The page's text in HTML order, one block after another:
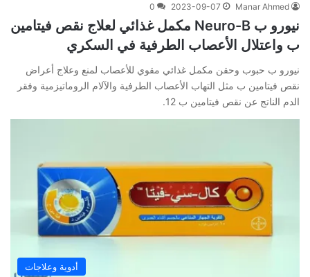
Manar Ahmed
2023-09-07
0
نيورو ب Neuro-B مكمل غذائي لعلاج نقص فيتامين
ب واعتلال الأعصاب الطرفية في السكري
نيورو ب حبوب وحقن مكمل غذائي مقوي للأعصاب لمنع وعلاج أعراض
نقص فيتامين ب مثل التهاب الأعصاب الطرفية والآلام الروماتيزمية وفقر
الدم الناتج عن نقص فيتامين ب 12.
أدوية وعلاجات